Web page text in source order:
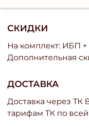
СКИДКИ
На комплект: ИБП
Дополнительная
ДОСТАВКА
Доставка через ТК
тарифам ТК по